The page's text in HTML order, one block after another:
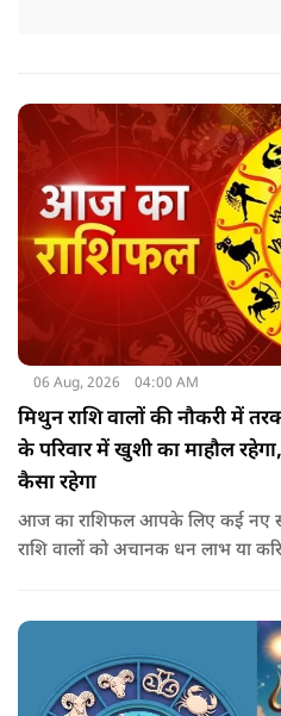
06 Aug, 2026 04:00 AM
मिथुन राशि वालों की नौकरी में
के परिवार में खुशी का माहौल
कैसा रहेगा
आज का राशिफल आपके लिए कई नए
राशि वालों को अचानक धन लाभ या
सकता है.